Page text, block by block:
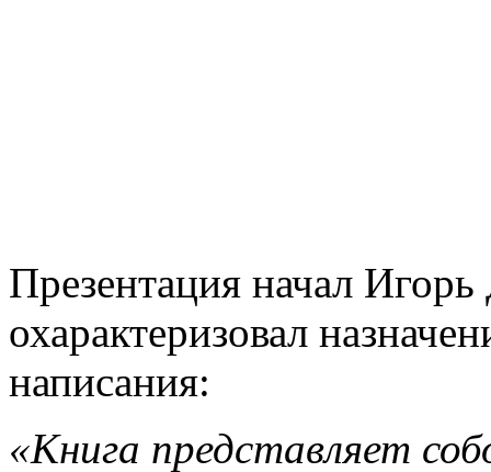
Презентация начал
охарактеризовал
написания:
«Книга представляет